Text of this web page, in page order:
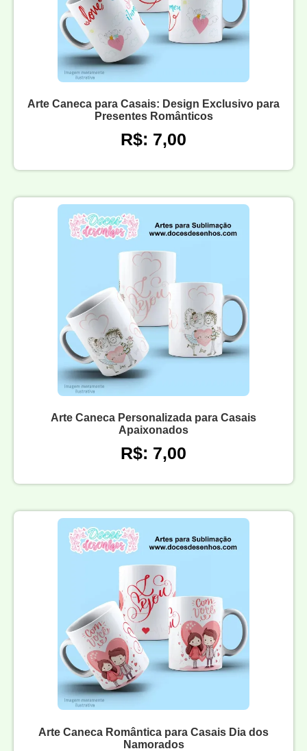
Arte Caneca para Casais: Design Exclusivo para
Presentes Românticos
R$: 7,00
Arte Caneca Personalizada para Casais
Apaixonados
R$: 7,00
Arte Caneca Romântica para Casais Dia dos
Namorados